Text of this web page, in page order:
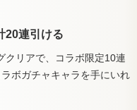
20連引ける
クリアで、コラボ限定10連
ボガチャキャラを手にいれ